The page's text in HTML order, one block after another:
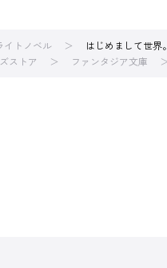
イトノベル
はじめまして世
ストア ファンタジア文庫